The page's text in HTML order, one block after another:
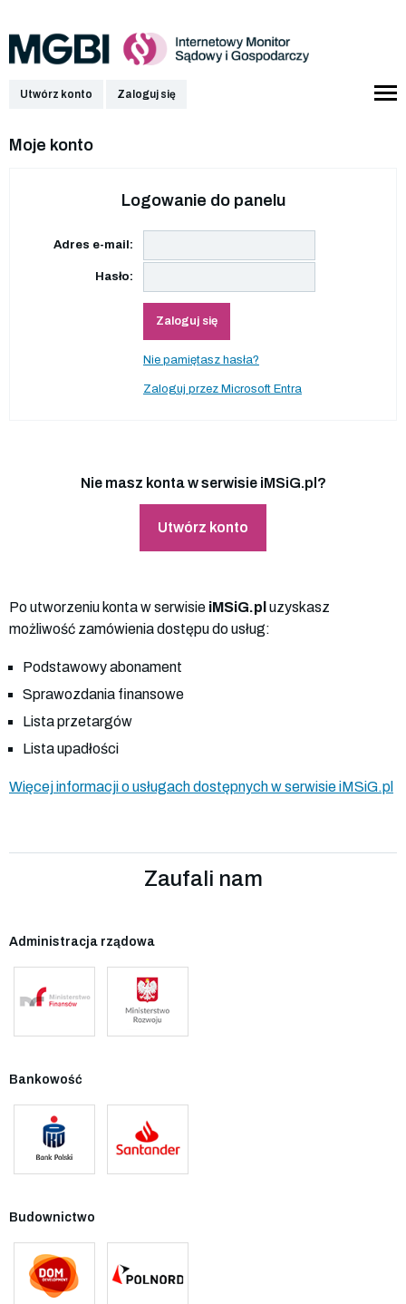
Utwórz konto Zaloguj się
Moje konto
Logowanie do panelu
Adres e-mail:
Hasło:
Zaloguj się
Nie pamiętasz hasła?
Zaloguj przez Microsoft Entra
Nie masz konta w serwisie iMSiG.pl?
Utwórz konto
Po utworzeniu konta w serwisie iMSiG.pl uzyskasz
możliwość zamówienia dostępu do usług:
Podstawowy abonament
Sprawozdania finansowe
Lista przetargów
Lista upadłości
Więcej informacji o usługach dostępnych w serwisie iMSiG.pl
Zaufali nam
Administracja rządowa
Bankowość
Budownictwo